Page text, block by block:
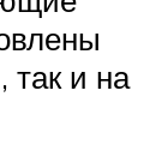
так и на